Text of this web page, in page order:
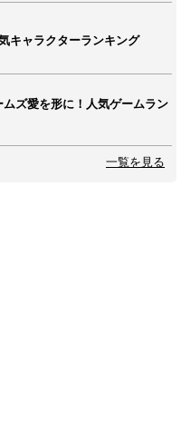
キャラクターランキング
ズ愛を形に！人気ゲームラン
一覧を見る